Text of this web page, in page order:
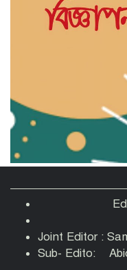
Joint Editor :
Sub- Edito: